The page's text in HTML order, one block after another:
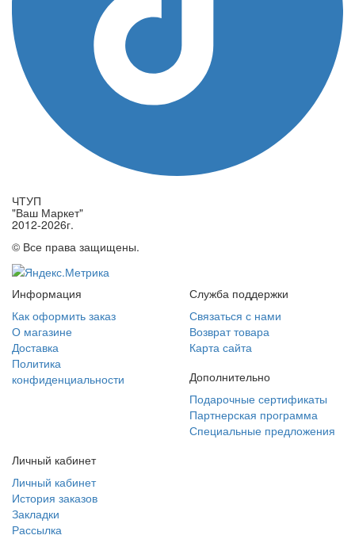
ЧТУП
"Ваш Маркет"
2012-2026г.
© Все права защищены.
Информация
Как оформить заказ
О магазине
Доставка
Политика
конфиденциальности
Служба поддержки
Связаться с нами
Возврат товара
Карта сайта
Дополнительно
Подарочные сертификаты
Партнерская программа
Специальные предложения
Личный кабинет
Личный кабинет
История заказов
Закладки
Рассылка